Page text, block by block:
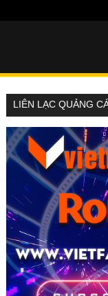
LIÊN LẠC QUẢNG